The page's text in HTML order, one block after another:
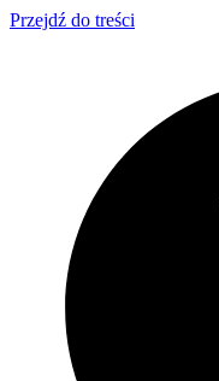
Przejdź do treści